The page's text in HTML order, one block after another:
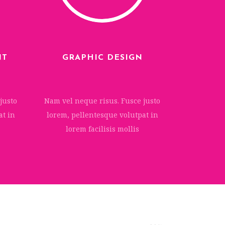
in
GRAPHIC DESIGN
Nam vel neque risus. Fusce justo
lorem, pellentesque volutpat in
lorem facilisis mollis